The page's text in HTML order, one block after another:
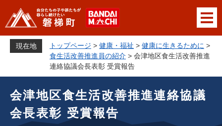
ジ
で
メニューを飛ばして本文へ
現在地 トップページ > 健康・福祉 > 健康に生きるために >
食生活改善推進員の紹介 > 会津地区食生活改善推進
連絡協議会長表彰 受賞報告
会津地区食生活改善推進連絡協議
会長表彰 受賞報告